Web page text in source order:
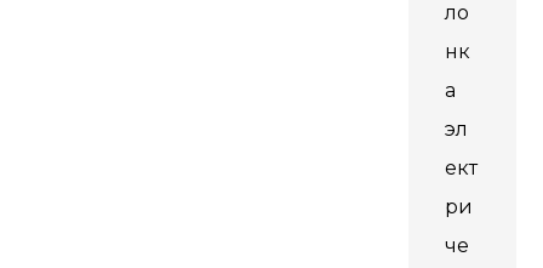
ло
нк
а
эл
ект
ри
че